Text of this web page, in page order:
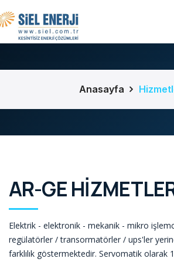
Anasayfa
AR-GE
Elektrik - elektronik - mekanik - mikro
regülatörler / transormatörler / ups'ler
farklılık göstermektedir. Servomatik olarak